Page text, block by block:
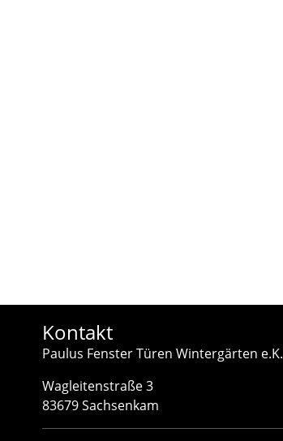
Kontakt
Paulus Fenster Türen Wintergärten e.K.
Wagleitenstraße 3
83679 Sachsenkam